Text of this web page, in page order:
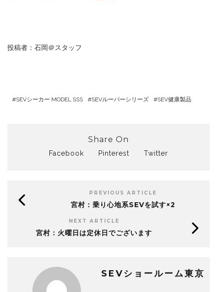
投稿者：石岡＠スタッフ
SEVシーカー MODEL SSS SEVルーパーシリーズ SEV健康製品
Share On
Facebook Pinterest Twitter
PREVIOUS ARTICLE
宮村：乗り心地系SEVを試す×2
NEXT ARTICLE
宮村：火曜日は定休日でございます
SEVショールーム東京